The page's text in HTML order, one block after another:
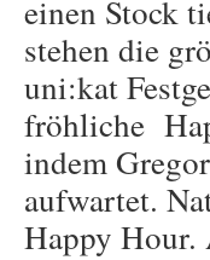
einen Stock
stehen die
uni:kat
fröhliche
indem
aufwartet.
Happy Hour.